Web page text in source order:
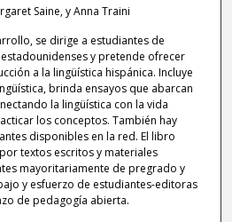
Saine, y Anna Traini
se dirige a estudiantes de
y pretende ofrecer
a la lingüística hispánica. Incluye
brinda ensayos que abarcan
la lingüística con la vida
los conceptos. También hay
disponibles en la red. El libro
textos escritos y materiales
mayoritariamente de pregrado y
y esfuerzo de estudiantes-editoras
de pedagogía abierta.